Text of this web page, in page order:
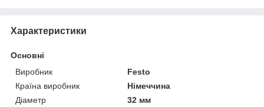
Характеристики
Основні
Виробник
Festo
Країна виробник
Німеччина
Діаметр
32 мм